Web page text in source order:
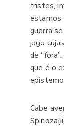
tristes,
estamos
guerra
jogo
de
que é o
Cabe